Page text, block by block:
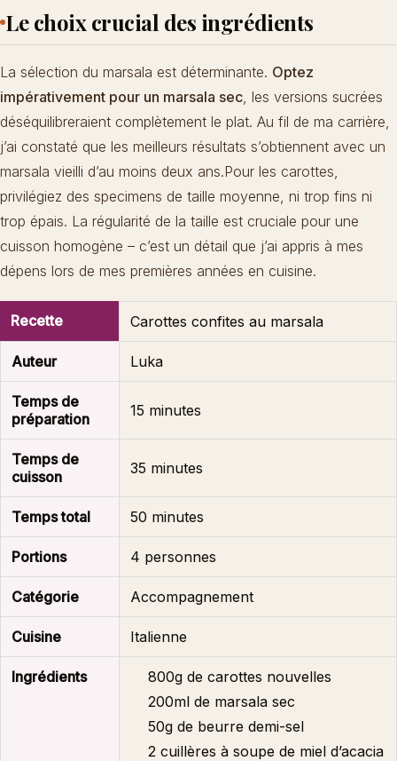
Le choix crucial des ingrédients
La sélection du marsala est déterminante. Optez
impérativement pour un marsala sec, les versions sucrées
déséquilibreraient complètement le plat. Au fil de ma carrière,
j’ai constaté que les meilleurs résultats s’obtiennent avec un
marsala vieilli d’au moins deux ans.Pour les carottes,
privilégiez des specimens de taille moyenne, ni trop fins ni
trop épais. La régularité de la taille est cruciale pour une
cuisson homogène – c’est un détail que j’ai appris à mes
dépens lors de mes premières années en cuisine.
Recette Carottes confites au marsala
Auteur Luka
Temps de
préparation
15 minutes
Temps de
cuisson
35 minutes
Temps total 50 minutes
Portions 4 personnes
Catégorie Accompagnement
Cuisine Italienne
Ingrédients
800g de carottes nouvelles
200ml de marsala sec
50g de beurre demi-sel
2 cuillères à soupe de miel d’acacia